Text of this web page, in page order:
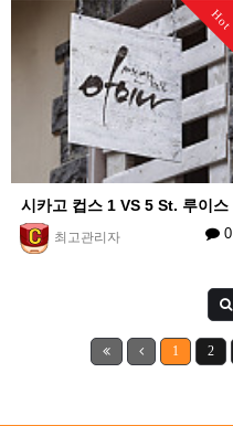
Hot
시카고 컵스 1 VS 5 St. 루이스
최고관리자 0
1 2